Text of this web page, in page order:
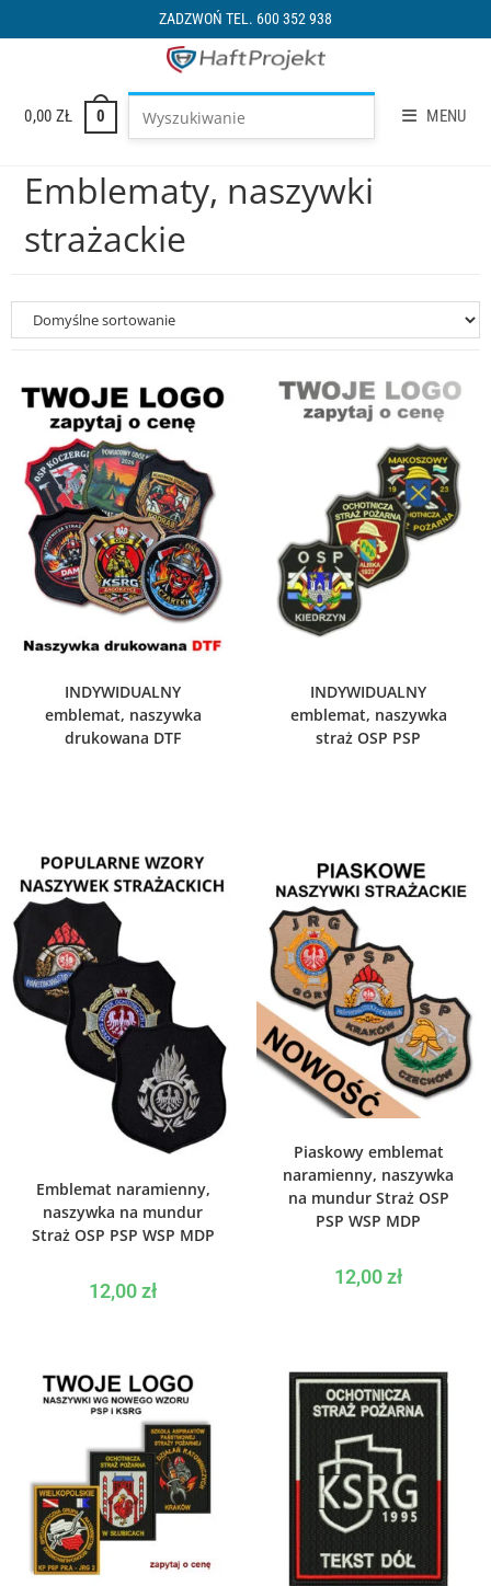
ZADZWOŃ TEL. 600 352 938
0,00 ZŁ 0 MENU
Emblematy, naszywki
strażackie
INDYWIDUALNY
emblemat, naszywka
drukowana DTF
INDYWIDUALNY
emblemat, naszywka
straż OSP PSP
Emblemat naramienny,
naszywka na mundur
Straż OSP PSP WSP MDP
12,00zł
Piaskowy emblemat
naramienny, naszywka
na mundur Straż OSP
PSP WSP MDP
12,00zł